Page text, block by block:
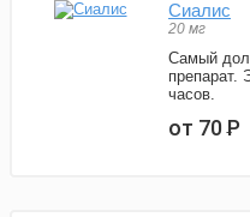
Сиалис
20 мг
Самый
препарат.
часов.
от 70Р